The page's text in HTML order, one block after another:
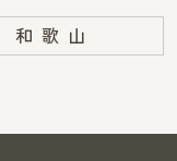
和歌山